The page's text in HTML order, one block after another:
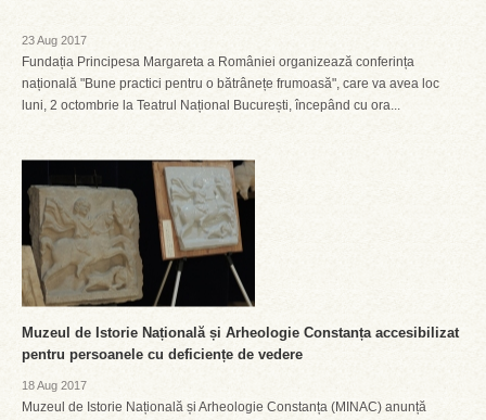
23 Aug 2017
Fundația Principesa Margareta a României organizează conferința
națională "Bune practici pentru o bătrânețe frumoasă", care va avea loc
luni, 2 octombrie la Teatrul Național București, începând cu ora...
Muzeul de Istorie Națională și Arheologie Constanța accesibilizat
pentru persoanele cu deficiențe de vedere
18 Aug 2017
Muzeul de Istorie Națională și Arheologie Constanța (MINAC) anunță